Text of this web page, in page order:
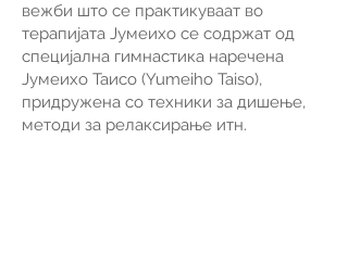
вежби што се практикуваат во
терапијата Јумеихо се содржат од
специјална гимнастика наречена
Јумеихо Таисо (Yumeiho Taiso),
придружена со техники за дишење,
методи за релаксирање итн.